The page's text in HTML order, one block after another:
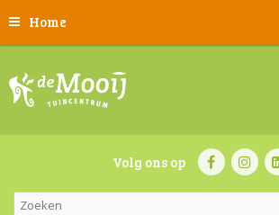
Home
Volg ons op